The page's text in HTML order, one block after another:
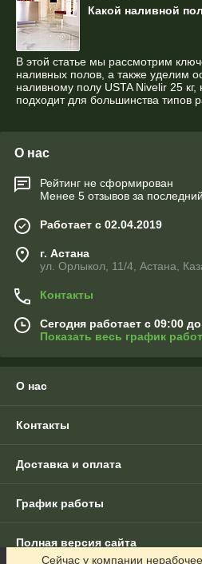
Какой наливной
В этой статье мы рассмотрим
наливных полов, а также уделим
наливному полу USTA Nivelir 25
подходит для большинства типов
О нас
Рейтинг не сформирован
Менее 5 отзывов за
Работает с 02.04.2019
г. Астана
ул. Орлыкол, 11/4, Астана,
Контакты
Сегодня работает с 09:00
Показать весь график
О нас
Контакты
Доставка и оплата
График работы
Полная версия сайта
Сейчас у компании